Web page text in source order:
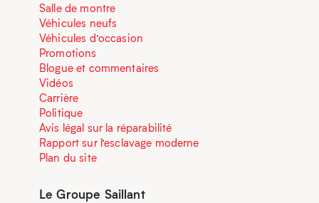
Salle de montre
Véhicules neufs
Véhicules d’occasion
Promotions
Blogue et commentaires
Vidéos
Carrière
Politique
Avis légal sur la réparabilité
Rapport sur l’esclavage moderne
Plan du site
Le Groupe Saillant